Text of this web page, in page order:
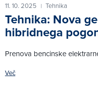
11. 10. 2025 | Tehnika
Tehnika: Nova
hibridnega
Prenova bencinske
Več